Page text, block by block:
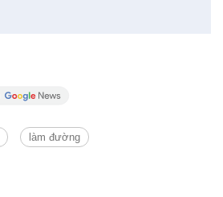
làm đường